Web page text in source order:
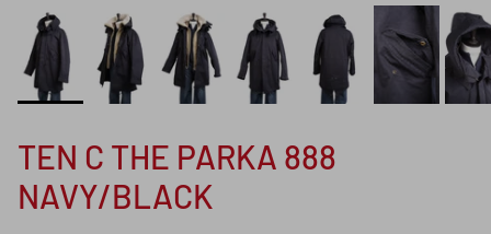
TEN C THE PARKA 888
NAVY/BLACK